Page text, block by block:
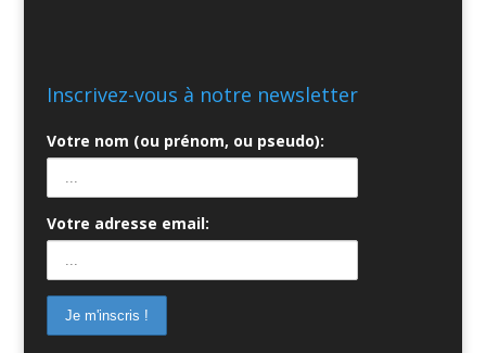
Inscrivez-vous à notre newsletter
Votre nom (ou prénom, ou pseudo):
Votre adresse email: